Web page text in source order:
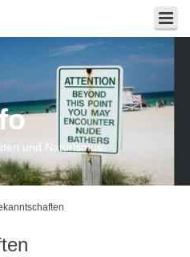
und Naturismus